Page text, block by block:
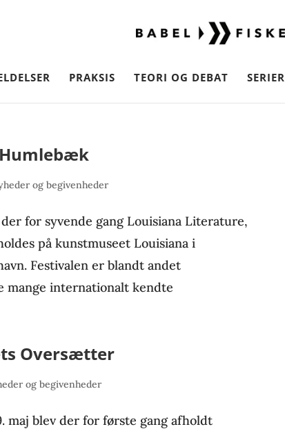
PRAKSIS TEORI OG DEBAT SERIER
og begivenheder
for syvende gang Louisiana Literature,
på kunstmuseet Louisiana i
Festivalen er blandt andet
mange internationalt kendte
Oversætter
og begivenheder
maj blev der for første gang afholdt